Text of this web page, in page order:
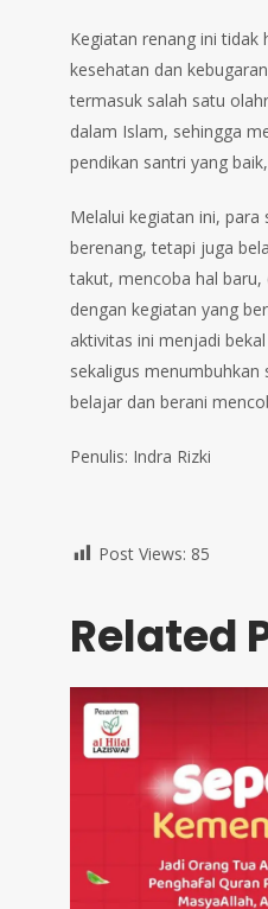
Kegiatan renang ini
kesehatan dan
termasuk salah satu
dalam Islam, sehingga
pendikan santri yang
Melalui kegiatan ini,
berenang, tetapi juga
takut, mencoba hal baru,
dengan kegiatan yang
aktivitas ini menjadi
sekaligus
belajar dan berani
Penulis: Indra Rizki
Post Views: 85
Related